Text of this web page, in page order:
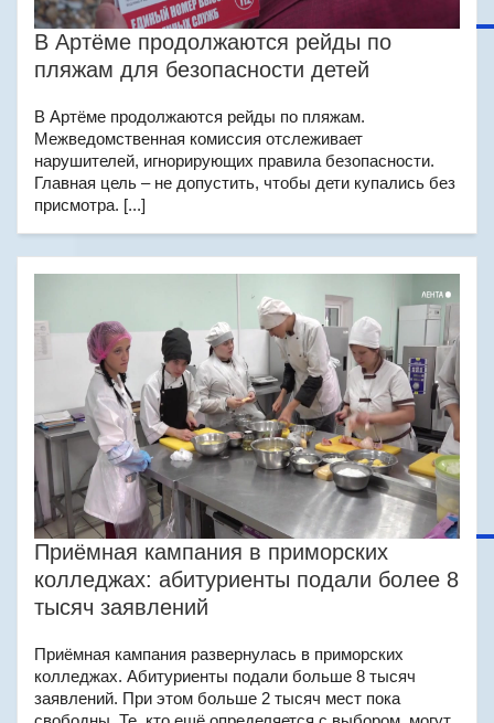
В Артёме продолжаются рейды по
пляжам для безопасности детей
В Артёме продолжаются рейды по пляжам.
Межведомственная комиссия отслеживает
нарушителей, игнорирующих правила безопасности.
Главная цель – не допустить, чтобы дети купались без
присмотра. [...]
Приёмная кампания в приморских
колледжах: абитуриенты подали более 8
тысяч заявлений
Приёмная кампания развернулась в приморских
колледжах. Абитуриенты подали больше 8 тысяч
заявлений. При этом больше 2 тысяч мест пока